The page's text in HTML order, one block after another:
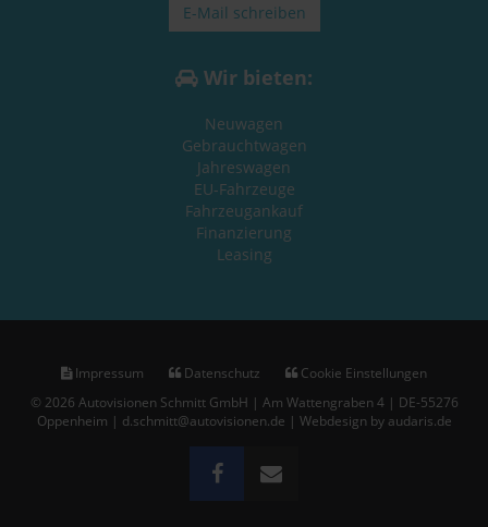
E-Mail schreiben
Wir bieten:
Neuwagen
Gebrauchtwagen
Jahreswagen
EU-Fahrzeuge
Fahrzeugankauf
Finanzierung
Leasing
Impressum Datenschutz
Cookie Einstellungen
© 2026 Autovisionen Schmitt GmbH | Am Wattengraben 4 | DE-55276
Oppenheim | d.schmitt@autovisionen.de | Webdesign by audaris.de